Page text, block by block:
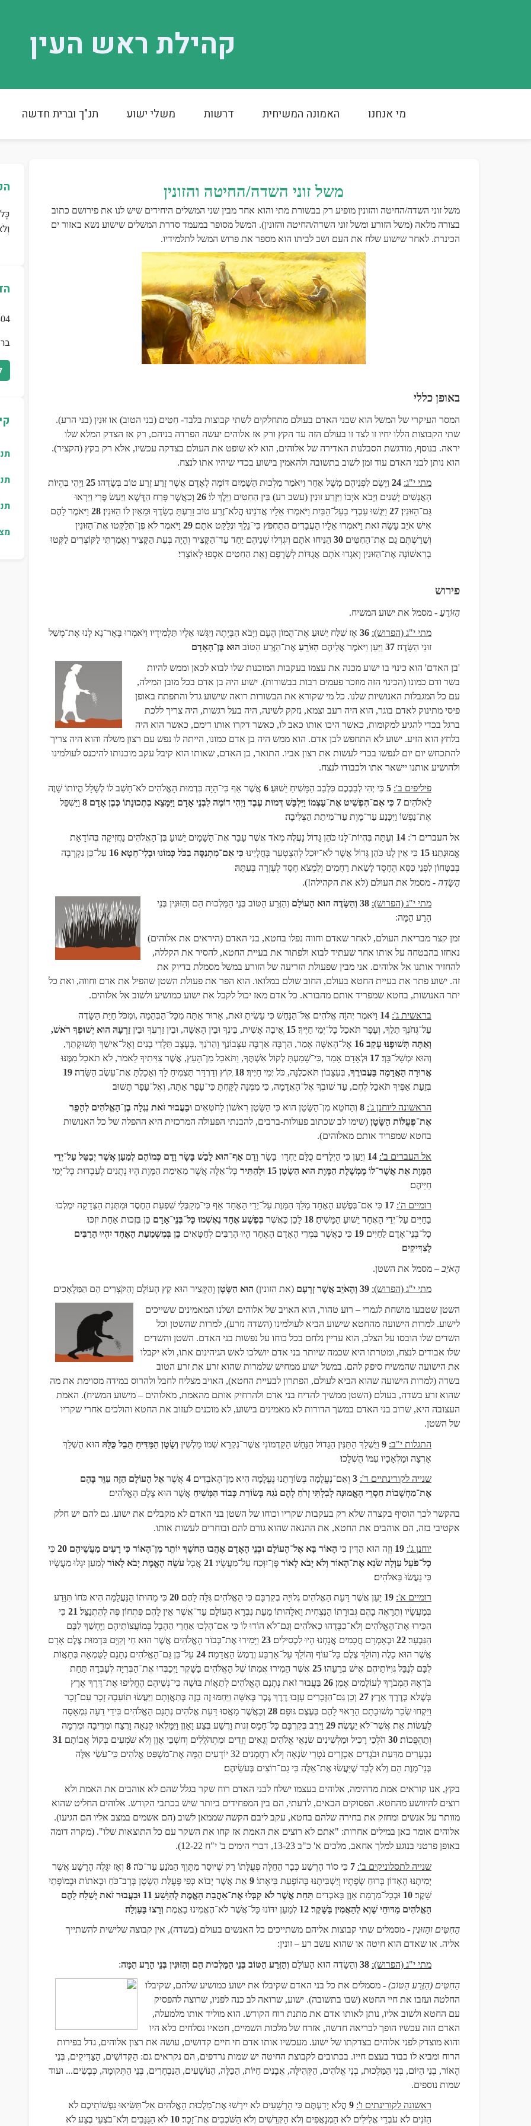
קהילת ראש העין
מי אנחנו האמונה המשיחית דרשות משלי ישוע תנ"ך וברית חדשה
משל זוני השדה/החיטה והזונין
משל זוני השדה/החיטה והזונין מופיע רק בבשורת מתי והוא אחד מבין שני המשלים היחידים שיש לנו את פירושם כתוב
בצורה מלאה (משל הזורע ומשל זוני השדה/החיטה והזונין). המשל מסופר במעמד סדרת המשלים שישוע נשא באזור ים
הכינרת. לאחר שישוע שלח את העם ושב לביתו הוא מספר את פרוש המשל לתלמידיו.
באופן כללי
המסר העיקרי של המשל הוא שבני האדם בעולם מתחלקים לשתי קבוצות בלבד- חִטִּים (בני הטוב) או זּוּנִין (בני הרע).
שתי הקבוצות הללו יחיו זו לצד זו בעולם הזה עד הקץ ורק אז אלוהים יעשה הפרדה בניהם, רק אז הצדק המלא שלו
יראה. בנוסף, מודגשת הסבלנות האדירה של אלוהים, הוא לא שופט את העולם בצדקה עכשיו, אלא רק בקץ (הקציר).
הוא נותן לבני האדם עוד זמן לשוב בתשובה ולהאמין בישוע בכדי שיהיו אתו לנצח.
מתי י"ג: וַיָּשֶׂם לִפְנֵיהֶם מָשָׁל אַחֵר וַיּאֹמַר מַלְכוּת הַשָׁמַיִם דּוֹמָה לְאָדָם אֲשֶׁר זָרַע זֶרַע טוֹב בְּשָׂדֵהוּ 25 וַיְהִי בִּהְיוֹת
הָאֲנָשִׁים יְשֵׁנִים וַיָּבֹא אֹיְבוֹ וַיִּזְרַע זוּנִין (עשב רע) בֵּין הַחִטִּים וַיֵּלֶךְ לוֹ 26 וְכַאֲשֶׁר פָּרַח הַדֶּשֶׁא וַיַּעַשׂ פֶּרִי וַיֵּרָאוּ
גַּם־הַזּוּנִין 27 וַיִּגְשׁוּ עַבְדֵי בַעַל־הַבַּיִת וַיֹּאמְרוּ אֵלָיו אֲדֹנֵינוּ הֲלֹא־זֶרַע טוֹב זָרַעְתָּ בְשָׂדֶךָ וּמֵאַיִן לוֹ הַזּוּנִין 28 וַיּאֹמֶר לָהֶם
אִישׁ אֹיֵב עָשָׂה זֹאת וַיֹּאמְרוּ אֵלָיו הָעֲבָדִים הֲתַחְפֹּץ כִּי־נֵלֵךְ וּנְלַקֵּט אֹתָם 29 וַיֹּאמֶר לֹא פֶּן־תְּלַקְּטוּ אֶת־הַזּוּנִין
וְשֵׁרַשְׁתֶּם גַּם אֶת־הַחִטִּים 30 הַנִּיחוּ אֹתָם וְיִגְדְּלוּ שְׁנֵיהֶם יַחַד עַד־הַקָּצִיר וְהָיָה בְּעֵת הַקָּצִיר וְאָמַרְתִּי לַקּוֹצְרִים לַקְּטוּ
בָרִאשׁוֹנָה אֶת־הַזּוּנִין וְאִגְדוּ אֹתָם אֲגֻדּוֹת לְשָׂרְפָם וְאֵת הַחִטִּים אִסְפוּ לְאוֹצָרִי
פירוש
הַזּוֹרֵעַ - מסמל את ישוע המשיח.
מתי י"ג (הפרוש):
אָז שִׁלַּח יֵשׁוּעַ אֶת־הֲמוֹן הָעָם וַיָּבֹא הַבָּיְתָה וַיִּגְּשׁוּ אֵלָיו תַּלְמִידָיו וַיֹּאמְרוּ בָּאֶר־נָא לָנוּ אֶת־מְשַׁל
זוּנֵי הַשָּׂדֶה 37 וַיַּעַן וַיּאֹמֶר אֲלֵיהֶם הַזּוֹרֵעַ אֶת־הַזֶּרַע הַטּוֹב הוּא בֶּן־הָאָדָם
'בן האדם' הוא כינוי בו ישוע מכנה את עצמו בעקבות המוכנות שלו לבוא לכאן וממש להיות
בשר ודם כמונו (הכינוי הזה מוזכר פעמים רבות בבשורות). ישוע היה בן אדם בכל מובן המילה,
עם כל המגבלות האנושיות שלנו. כל מי שקורא את הבשורות רואה שישוע גדל והתפתח באופן
פיסי מתינוק לאדם בוגר, הוא היה רעב וצמא, נזקק לשינה, היה בעל רגשות, היה צריך ללכת
ברגל בכדי להגיע למקומות, כאשר היכו אותו כאב לו, כאשר דקרו אותו דימם, כאשר הוא היה
בלחץ הוא הזיע. ישוע לא התחפש לבן אדם. הוא ממש היה בן אדם כמונו, הייתה לו נפש עם רצון משלה והוא היה צריך
להתכחש יום יום לנפשו בכדי לעשות את רצון אביו. התואר, בן האדם, שאותו הוא קיבל עקב מוכנותו להיכנס לעולמינו
ולהושיע אותנו יישאר אתו ולכבודו לנצח.
פיליפים ב': 5 כִּי יְהִי לְבַבְכֶם כִּלְבַב הַמָּשִׁיחַ יֵשׁוּעַ 6 אֲשֶׁר אַף כִּי־הָיָה בִּדְמוּת הָאֱלֹהִים לֹא־חָשַׁב לוֹ לְשָׁלָל הֱיוֹתוֹ שָׁוֶה
לֵאלֹהִים 7 כִּי אִם־הִפְשִׁיט אֶת־עַצְמוֹ וַיִּלְבַּשׁ דְּמוּת עֶבֶד וַיְהִי דוֹמֶה לִבְנֵי אָדָם וַיִּמָּצֵא בִתְכוּנָתוֹ כְּבֶן אָדָם 8 וַיַּשְׁפֵּל
אֶת־נַפְשׁוֹ וַיִּכָּנַע עַד־מָוֶת עַד־מִיתַת הַצְּלִיבָה
אל העברים ד': 14 וְעַתָּה בִּהְיוֹת־לָנוּ כֹּהֵן גָּדוֹל נַעֲלֶה מְאֹד אֲשֶׁר עָבַר אֶת־הַשָּׁמָיִם יֵשׁוּעַ בֶּן־הָאֱלֹהִים נַחֲזִיקָה בְּהוֹדָאַת
אֱמוּנָתֵנוּ 15 כִּי אֵין לָנוּ כֹּהֵן גָּדוֹל אֲשֶׁר לֹא־יוּכַל לְהִצְטָעֵר בְּחֳלָיֵינוּ כִּי אִם־מִתְנַסֶּה בַכֹּל כָּמוֹנוּ וּבְלִי־חֵטְא 16 עַל־כֵּן נִקְרְבָה
בְּבִטָּחוֹן לִפְנֵי כִּסֵּא הֶחָסֶד לָשֵׂאת רַחֲמִים וְלִמְצֹא חֶסֶד לְעֶזְרָה בְּעִתָּהּ
הַשָּׂדֶה - מסמל את העולם (לא את הקהילה!).
מתי י"ג (הפרוש):
וְהַזֶּרַע הַטּוֹב בְּנֵי הַמַּלְכוּת הֵם וְהַזּוּנִין בְּנֵי
הָרַע הֵמָּה:
זמן קצר מבריאת העולם, לאחר שאדם וחווה נפלו בחטא, בני האדם (היראים את אלוהים)
נאחזו בהבטחה על אותו אחד שעתיד לבוא ולפתור את בעיית החטא, להסיר את הקללה,
להחזיר אותנו אל אלוהים. אני מבין שפעולת הזריעה של הזורע במשל מסמלת בדיוק את
זה. ישוע פתר את בעיית החטא בעולם, החוב שולם במלואו. הוא הפר את פעולת השטן שהפיל את אדם וחווה, ואת כל
יתר האנושות, בחטא שמפריד אותם מהבורא. כל אדם מאז יכול לקבל את ישוע כמושיע ולשוב אל אלוהים.
בראשית ג': 14 וַיֹּאמֶר יְהוָֹה אֱלֹהִים אֶל־הַנָּחָשׁ כִּי עָשִׂיתָ זֹּאת, אָרוּר אַתָּה מִכָּל־הַבְּהֵמָה ,וּמִכֹּל חַיַּת הַשָּׂדֶה
עַל־גְּחֹנְךָ תֵלֵךְ, וְעָפָר תֹּאכַל כָּל־יְמֵי חַיֶּיךָ 15 ְאֵיבָה אָשִׁית, בֵּינְךָ וּבֵין הָאִשָּׁה, וּבֵין זַרְעֲךָ וּבֵין זַרְעָהּ הוּא יְשׁוּפְךָ רֹאשׁ,
וְאַתָּה תְּשׁוּפֶנּוּ עָקֵב 16 אֶל־הָאִשָּׁה אָמַר, הַרְבָּה אַרְבֶּה עִצְּבוֹנֵךְ וְהֵרֹנֵךְ ,בְּעֶצֶב תֵּלְדִי בָנִים וְאֶל־אִישֵׁךְ תְּשׁוּקָתֵךְ,
וְהוּא יִמְשָׁל־בָּךְ 17 וּלְאָדָם אָמַר ,כִּי־שָׁמַעְתָּ לְקוֹל אִשְׁתֶּךָ, וַתֹּאכַל מִן־הָעֵץ, אֲשֶׁר צִוִּיתִיךָ לֵאמֹר, לֹא תֹאכַל מִמֶּנּוּ
אֲרוּרָה הָאֲדָמָה בַּעֲבוּרֶךָ, בְּעִצָּבוֹן תֹּאכֲלֶנָּה, כֹּל יְמֵי חַיֶּיךָ 18 ְקוֹץ וְדַרְדַּר תַּצְמִיחַ לָךְ וְאָכַלְתָּ אֶת־עֵשֶׂב הַשָּׂדֶה 19
בְּזֵעַת אַפֶּיךָ תֹּאכַל לֶחֶם, עַד שׁוּבְךָ אֶל־הָאֲדָמָה, כִּי מִמֶּנָּה לֻקָּחְתָּ כִּי־עָפָר אַתָּה, וְאֶל־עָפָר תָּשׁוּב
הראשונה ליוחנן ג': וְהַחֹטֵא מִן־הַשָּׂטָן הוּא כִּי הַשָּׂטָן רִאשׁוֹן לַחֹטְאִים וּבַעֲבוּר זֹאת נִגְלָה בֶן־הָאֱלֹהִים לְהָפֵר
אֶת־פְּעֻלּוֹת הַשָּׂטָן (שימו לב שכתוב פעולות-ברבים, להבנתי הפעולה המרכזית היא ההפלה של כל האנושות
בחטא שמפריד אותם מאלוהים).
אל העברים ב': וְיַעַן כִּי הַיְלָדִים כֻּלָּם יַחְדָּו בָּשָׂר וָדָם אַף־הוּא לָבַשׁ בָּשָׂר וָדָם כְּמוֹהֶם לְמַעַן אֲשֶׁר יְבַטֵּל עַל־יְדֵי
הַמָּוֶת אֵת אֲשֶׁר־לוֹ מֶמְשֶׁלֶת הַמָּוֶת הוּא הַשָׂטָן 15 וּלְהַתִּיר כָּל־אֵלֶּה אֲשֶׁר מֵאֵימַת הַמָּוֶת הָיוּ נְתֻנִים לְעַבְדוּת כָּל־יְמֵי
חַיֵּיהֶם
רומיים ה': 17 כִּי אִם־בְּפֶשַׁע הָאֶחָד מָלַךְ הַמָּוֶת עַל־יְדֵי הָאֶחָד אַף כִּי־מְקַבְּלֵי שִׁפְעַת הַחֶסֶד וּמַתְּנַת הַצְּדָקָה יִמְלְכוּ
בַחַיִּים עַל־יְדֵי הָאֶחָד יֵשׁוּעַ הַמָּשִׁיחַ 18 לָכֵן כַּאֲשֶׁר בְּפֶשַׁע אֶחָד נֶאְשְׁמוּ כָּל־בְּנֵי־אָדָם כֵּן בִּזְכוּת אַחַת יִזְכּוּ
כָל־בְּנֵי־אָדָם לַחַיִּים 19 כִּי כַּאֲשֶׁר בִּמְרִי הָאָדָם הָאֶחָד הָיוּ הָרַבִּים לְחַטָּאִים כֵּן בְּמִשְׁמַעַת הָאֶחָד יִהְיוּ הָרַבִּים
לְצַדִּיקִים
הָאֹיֵב – מסמל את השטן.
מתי י"ג (הפרוש): וְהָאֹיֵב אֲשֶׁר זְרָעָם (את הזונין) הוּא הַשָּׂטָן וְהַקָּצִיר הוּא קֵץ הָעוֹלָם וְהַקֹּצְרִים הֵם הַמַּלְאָכִים
השטן שטבעו מושחת לגמרי – רוע טהור, הוא האויב של אלוהים ושלנו המאמינים ששייכים
לישוע. למרות הישועה מהחטא שישוע הביא לעולמינו (השדה נזרע), למרות שהשטן וכל
השדים שלו הובסו על הצלב, הוא עדיין נלחם בכל כוחו על נפשות בני האדם. השטן והשדים
שלו אבודים לנצח, ומטרתו היא שכמה שיותר בני אדם יושלכו לאש הגיהינום אתו, ולא יקבלו
את הישועה שהמשיח סיפק להם. במשל ישוע ממחיש שלמרות שהוא זרע את זרע הטוב
בשדה (למרות הישועה שהוא הביא לעולם, הפתרון לבעיית החטא), האויב מצליח לחבל ולהרוס במידה מסוימת את מה
שהוא זרע בשדה, בעולם (השטן ממשיך להדיח בני אדם ולהרחיק אותם מהאמת, מאלוהים – מישוע המשיח). האמת
העצובה היא, שרוב בני האדם במשך הדורות לא מאמינים בישוע, לא מוכנים לעזוב את החטא והולכים אחרי שקריו
של השטן.
התגלות י"ב: 9 וַיֻּשְׁלַךְ הַתַּנִּין הַגָּדוֹל הַנָּחָשׁ הַקַּדְמוֹנִי אֲשֶׁר־נִקְרָא שְׁמוֹ מַלְשִׁין וְשָׂטָן הַמַּדִּיחַ תֵּבֵל כֻּלָּהּ הוּא הֻשְׁלַךְ
אָרְצָה וּמַלְאָכָיו עִמּוֹ הֻשְׁלָכוּ
שנייה לקורינתיים ד': 3 וְאִם־נֶעֱלָמָה בְּשׂוֹרָתֵנוּ נֶעֱלָמָה הִיא מִן־הָאֹבְדִים 4 אֲשֶׁר אֵל הָעוֹלָם הַזֶּה עִוֵּר בָּהֶם
אֶת־מַחְשְׁבוֹת חַסְרֵי הָאֱמוּנָה לְבִלְתִּי זְרֹחַ לָהֶם נֹגַהּ בְּשׂוֹרַת כְּבוֹד הַמָּשִׁיחַ אֲשֶׁר הוּא צֶלֶם הָאֱלֹהִים
בהקשר לכך הוסיף בקצרה שלא רק בעקבות שקריו וכוחו של השטן בני האדם לא מקבלים את ישוע. גם להם יש חלק
אקטיבי בזה, הם אוהבים את החטא, את ההנאה שהוא גורם להם ובוחרים לעשות אותו.
יוחנן ג': 19 וְזֶה הוּא הַדִּין כִּי הָאוֹר בָּא אֶל־הָעוֹלָם וּבְנֵי הָאָדָם אָהֲבוּ הַחשֶׁךְ יוֹתֵר מִן־הָאוֹר כִּי רָעִים מַעֲשֵׁיהֶם 20 כִּי
כָל־פֹּעֵל עַוְלָה שֹׂנֵא אֶת־הָאוֹר וְלֹא יָבֹא לָאוֹר פֶּן־יִוָּכַח עַל־מַעֲשָׂיו 21 אֲבָל עֹשֵׂה הָאֱמֶת יָבֹא לָאוֹר לְמַעַן יִגָּלוּ מַעֲשָׂיו
כִּי נַעֲשׂוֹּ בֵּאלֹהִים
רומיים א': 19 יַעַן אֲשֶׁר דַּעַת הָאֱלֹהִים גְּלוּיָה בְקִרְבָּם כִּי הָאֱלֹהִים גִּלָּה לָהֶם 20 כִּי מַהוּתוֹ הַנַּעֲלָמָה הִיא כֹּחוֹ תִּוָּדַע
בְּמַעֲשָׂיו וְתֵרָאֶה בָהֶם גְּבוּרָתוֹ הַנִּצְחִית וֵאלָהוּתוֹ מֵעֵת נִבְרָא הָעוֹלָם עַד־אֲשֶׁר אֵין לָהֶם פִּתְחוֹן פֶּה לְהִתְנַצֵּל 21 כִּי
הִכִּירוּ אֶת־הָאֱלֹהִים וְלֹא־כִבְּדֻהוּ כֵאלֹהִים וְגַם־לֹא הוֹדוּ לוֹ כִּי אִם־הָלְכוּ אַחֲרֵי הַהֶבֶל בְּמוֹעֲצוֹתֵיהֶם וַיֶּחְשַׁךְ לִבָּם
הַנִּבְעָר 22 וּבְאָמְרָם חֲכָמִים אֲנָחְנוּ הָיוּ לִכְסִילִים 23 וַיָּמִירוּ אֶת־כְּבוֹד הָאֱלֹהִים אֲשֶׁר הוּא חַי וְקַיָּם בִּדְמוּת צֶלֶם אָדָם
אֲשֶׁר הוּא כָלֶה וְהוֹלֵךְ צֶלֶם כָּל־עוֹף וְהוֹלֵךְ עַל־אַרְבַּע וְרֶמֶשׂ הָאֲדָמָה 24 עַל־כֵּן גַּם־הָאֱלֹהִים נְתָנָם לַטֻּמְאָה בְּתַאֲוֹת
לִבָּם לְנַבֵּל גְּוִיּוֹתֵיהֶם אִישׁ בְּרֵעֵהוּ 25 אֲשֶׁר הֵמִירוּ אֲמִתּוֹ שֶׁל הָאֱלֹהִים בַּשָּׁקֶר וַיְכַבְּדוּ אֶת־הַבְּרִיָּה לְעָבְדָהּ תַּחַת
בֹּרְאָהּ הַמְבֹרָךְ לְעוֹלָמִים אָמֵן 26 בַּעֲבוּר זֹאת נְתָנָם הָאֱלֹהִים לְתַאֲוֹת בּוּשָׁה כִּי־נְשֵׁיהֶם הֶחֱלִיפוּ אֶת־דֶּרֶךְ אֶרֶץ
בְּשֶׁלּא כְּדֶרֶךְ אָרֶץ 27 וְכֵן גַּם־הַזְּכָרִים עָזְבוּ דֶרֶךְ גֶּבֶר בְּאִשָּׁה וַיֵּחַמּוּ זֶה בָזֶה בְּתַאֲוָתָם וַיַּעֲשׂוּ תוֹעֵבָה זָכָר עִם־זָכָר
וַיִּקְחוּ שְׂכַר מְשׁוּבָתָם הָרָאוּי לָהֶם בְּעֶצֶם גּוּפָם 28 וְכַאֲשֶׁר מָאֲסוּ דַּעַת אֱלֹהִים נְתָנָם הָאֱלֹהִים בִּידֵי דֵעָה נִמְאָסָה
לַעֲשׂוֹת אֵת אֲשֶׁר־לֹא יֵעָשֶׂה 29 וַיִּרֶב בְּקִרְבָּם כָּל־חָמָס זְנוּת וָרֶשַׁע בֶּצַע וָאָוֶן וַיִּמָּלְאוּ קִנְאָה וָרֶצַח וּמְרִיבָה וּמִרְמָה
וְתַהְפֻּכוֹת 30 הֹלְכֵי רָכִיל וּמַלְשִׁינִים שׂנְאֵי אֱלֹהִים וְגֵאִים וְזֵדִים וּמִתְהֹלֲלִים וְחשְׁבֵי אָוֶן וְלֹא שֹׁמְעִים בְּקוֹל אֲבוֹתָם 31
נִבְעָרִים מִדַּעַת וּבֹגְדִים אַכְזָרִים נֹטְרֵי שִׂנְאָה וְלֹא רַחֲמָנִים 32 יוֹדְעִים הֵמָּה אֶת־מִשְׁפַּט אֱלֹהִים כִּי־עֹשֵׂי אֵלֶּה
בְּנֵי־מָוֶת הֵם וְלֹא לְבַד שֶׁיַּעֲשׂוּ אֶת־אֵלֶּה כִּי גַם־רוֹצִים בְּעֹשֵׂיהֶם
בקץ, אנו קוראים אמת מדהימה, אלוהים בעצמו ישלח לבני האדם רוח שקר בגלל שהם לא אוהבים את האמת ולא
רוצים להיוושע מהחטא. הפסוקים הבאים, לדעתי, הם בין המפחידים ביותר שיש בכתבי הקודש. אלוהים החליט שהוא
מוותר על אנשים ומחזק את בחירה שלהם בחטא, עקב ליבם הקשה שממאן לשוב (הם אשמים במצב אליו הם הגיעו).
אלוהים אומר כאן במילים אחרות: "אתם לא רוצים את האמת אז קחו את השקר עם כל התוצאות שלו". (מקרה דומה
באופן פרטני בנוגע למלך אחאב, מלכים א' כ"ב 13-23, דברי הימים ב' י"ח 12-22
).
שנייה לתסלוניקים ב': כִּי סוֹד הָרֶשַׁע כְּבָר הֵחֵלָּה פְעֻלָּתוֹ רַק שֶׁיּוּסַר מִתָּוֶךְ הַמֹּנֵעַ עַד־כֹּה 8 וְאָז יִגָּלֶה הָרָשָׁע אֲשֶׁר
יְמִיתֶנּוּ הָאָדוֹן בְּרוּחַ שְׂפָתָיו וְיַשְׁבִּיתֶנּוּ בְּהוֹפָעַת בִּיאָתוֹ 9 אֵת אֲשֶׁר יָבוֹא כְּפִי פְּעֻלַּת הַשָׂטָן בְּרָב־כֹּחַ וּבְאֹתוֹת וּבְמוֹפְתֵי
שָׁקֶר 10 וּבְכָל־מִרְמַת אָוֶן בָּאֹבְדִים תַּחַת אֲשֶׁר לֹא קִבְּלוּ אֶת־אַהֲבַת הָאֱמֶת לְהִוָּשֵׁע 11 וּבַעֲבוּר זֹאת יְשַׁלַּח לָהֶם
הָאֱלֹהִים מַדּוּחֵי שָׁוְא לְהַאֲמִין בַּשָּׁקֶר 12 לְמַעַן יִדּוֹנוּ כָּל־אֲשֶׁר לֹא־הֶאֱמִינוּ בָאֱמֶת וְרָצוּ בָּעַוְלָה
הַחִטִּים והַזּוּנִין - מסמלים שתי קבוצות אליהם משתייכים כל האנשים בעולם (בשדה), אין קבוצה שלישית להשתייך
אליה. או שאדם הוא חיטה או שהוא עשב רע – זונין:
מתי י"ג (הפרוש): וְהַשָּׂדֶה הוּא הָעוֹלָם וְהַזֶּרַע הַטּוֹב בְּנֵי הַמַּלְכוּת הֵם וְהַזּוּנִין בְּנֵי הָרַע הֵמָּה:
הַחִטִּים (הַזֶּרַע הַטּוֹב) - מסמלים את כל בני האדם שקיבלו את ישוע כמושיע שלהם, שקיבלו
החלטה ועזבו את חיי החטא (שבו בתשובה). ישוע, שרואה לב כנה לפניו, שרוצה להפסיק
עם החטא ולשוב אליו, נותן לאותו אדם את מתנת רוח הקודש. הוא מוליד אותו מלמעלה,
האדם הזה עכשיו הופך לבריאה חדשה, אזרח של מלכות השמיים, חטאיו נסלחים כלא היו
והוא מוצדק לפני אלוהים בצדקתו של ישוע. מעכשיו אותו אדם חי חיים קדושים, עושה את רצון אלוהים, גדל בפירות
הרוח ומביא לו כבוד בעצם חייו. בכתובים לקבוצת החיטה יש שמות נרדפים, הם נקראים גם: הַקְּדוֹשִׁים, הַצַּדִּיקִים, בְּנֵי
הָאוֹר, בְנֵי הַיּוֹם, בְּנֵי הַמַּלְכוּת, בְנֵי אֱלֹהִים, הַקְּהִילָּה, אֲבָנִים חַיּוֹת, הַכַּלָּה, הַנּוֹשָׁעִים, הַנִּבְחָרִים, בְּנֵי הַתְּקוּמָה, כְּבָשִׂים... ועוד
שמות נוספים.
ראשונה לקורינתים ו':
הֲלֹא יְדַעְתֶּם כִּי הָרְשָׁעִים לֹא יִירְשׁוּ אֶת־מַלְכוּת הָאֱלֹהִים אַל־תַּשִּׂיאוּ נַפְשׁוֹתֵיכֶם לֹא
הַזֹּנִים לֹא עֹבְדֵי אֱלִילִים לֹא הַמְנָאֲפִים וְלֹא הַקְּדֵשִׁים וְלֹא הַשֹּׁכְבִים אֶת־זָכָר 10 לֹא הַגַּנָּבִים וְלֹא־בֹצְעֵי בֶצַע לֹא
2026-